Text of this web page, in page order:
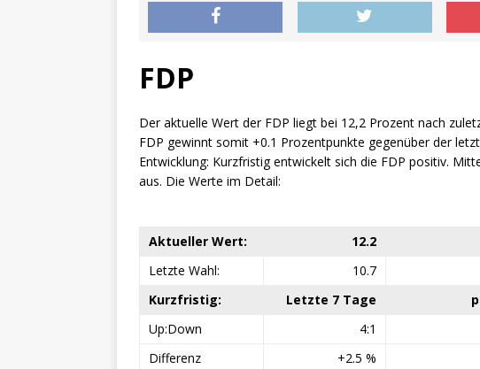
FDP
Der aktuelle Wert der FDP liegt bei 12,2 Prozent nach
FDP gewinnt somit +0.1 Prozentpunkte gegenüber der
Entwicklung: Kurzfristig entwickelt sich die FDP positiv.
aus. Die Werte im Detail:
Aktueller Wert: 12.2
Letzte Wahl:
10.7
Kurzfristig:
Letzte 7 Tage
Up:Down
4:1
Differenz
+2.5 %